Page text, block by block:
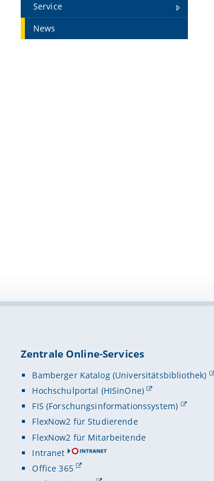
Service
News
Zentrale Online-Services
Bamberger Katalog (Universitätsbibliothek)
Hochschulportal (HISinOne)
FIS (Forschungsinformationssystem)
FlexNow2 für Studierende
FlexNow2 für Mitarbeitende
Intranet
Office 365